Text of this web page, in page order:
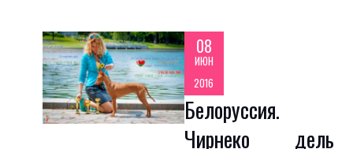
08
ИЮН
2016
Белоруссия.
Чирнеко дель